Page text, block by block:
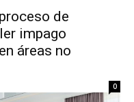
de
impago
áreas no
0